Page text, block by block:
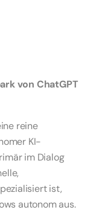
von ChatGPT
reine
KI-
im Dialog
ist,
autonom aus.